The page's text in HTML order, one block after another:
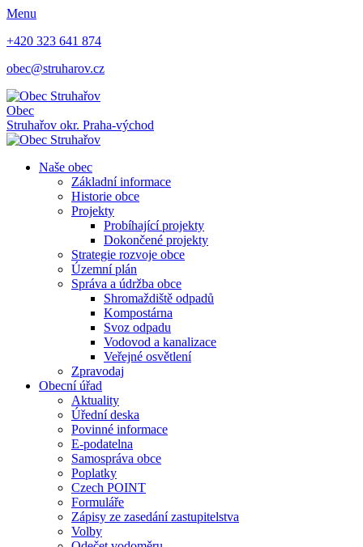
Menu
+420 323 641 874
obec@struharov.cz
Obec
Struhařov okr. Praha-východ
Naše obec
Základní informace
Historie obce
Projekty
Probíhající projekty
Dokončené projekty
Strategie rozvoje obce
Územní plán
Správa a údržba obce
Shromaždiště odpadů
Kompostárna
Svoz odpadu
Vodovod a kanalizace
Veřejné osvětlení
Zpravodaj
Obecní úřad
Aktuality
Úřední deska
Povinné informace
E-podatelna
Samospráva obce
Poplatky
Czech POINT
Formuláře
Zápisy ze zasedání zastupitelstva
Volby